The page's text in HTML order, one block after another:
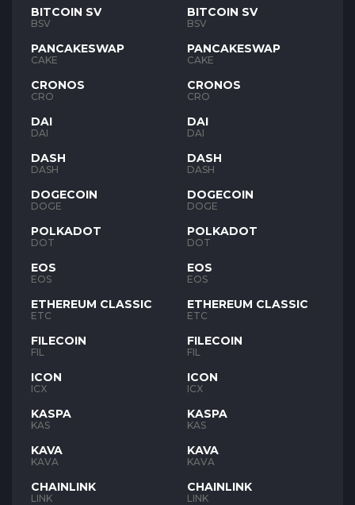
BITCOIN SV
BSV
PANCAKESWAP
CAKE
CRONOS
CRO
DAI
DAI
DASH
DASH
DOGECOIN
DOGE
POLKADOT
DOT
EOS
EOS
ETHEREUM CLASSIC
ETC
FILECOIN
FIL
ICON
ICX
KASPA
KAS
KAVA
KAVA
CHAINLINK
LINK
BITCOIN SV
BSV
PANCAKESWAP
CAKE
CRONOS
CRO
DAI
DAI
DASH
DASH
DOGECOIN
DOGE
POLKADOT
DOT
EOS
EOS
ETHEREUM CLASSIC
ETC
FILECOIN
FIL
ICON
ICX
KASPA
KAS
KAVA
KAVA
CHAINLINK
LINK